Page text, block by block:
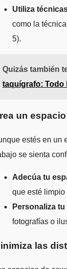
Utiliza
como la
5).
Quizás también
taquígrafo: Todo
un
estés en un
se sienta
Adecúa tu
que esté limpio
Personaliza
fotografías o
las